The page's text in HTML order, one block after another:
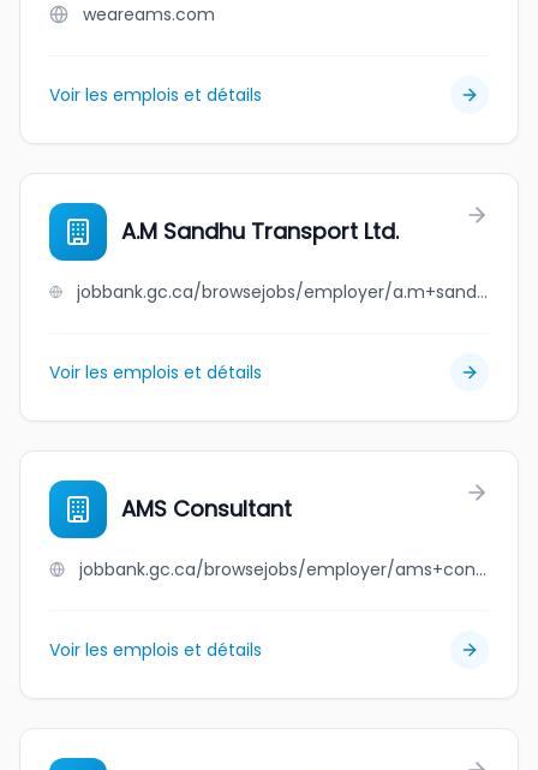
weareams.com
Voir les emplois et détails
A.M Sandhu Transport Ltd.
jobbank.gc.ca/browsejobs/employer/a.m+sandhu+transport+ltd./ca
Voir les emplois et détails
AMS Consultant
jobbank.gc.ca/browsejobs/employer/ams+consultant/ca
Voir les emplois et détails